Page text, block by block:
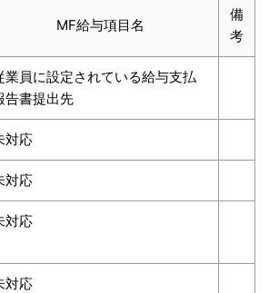
MF給与項目名
備
考
業員に設定されている給与支払
告書提出先
対応
対応
対応
対応